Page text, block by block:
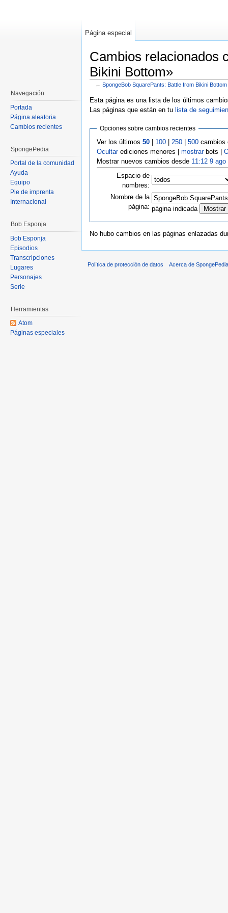
Cambios relacionados
Bikini Bottom»
← SpongeBob SquarePants: Battle from Bikini Bottom
Esta página es una lista de los últimos
Las páginas que están en tu lista de
Opciones sobre cambios recientes
Ver los últimos 50| 100| 250| 500cambios
Ocultarediciones menores | mostrarbots |
Mostrar nuevos cambios desde 11:12 9 ago
Espacio de
nombres:
Nombre de la
página: página indicada
No hubo cambios en las páginas enlazadas
Página especial
Navegación
Portada
Página aleatoria
Cambios recientes
SpongePedia
Portal de la comunidad
Ayuda
Equipo
Pie de imprenta
Internacional
Bob Esponja
Bob Esponja
Episodios
Transcripciones
Lugares
Personajes
Serie
Herramientas
Atom
Páginas especiales
Política de protección de datos Acerca de